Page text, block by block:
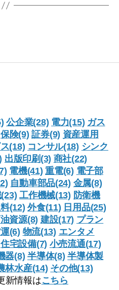
公企業(28) 電力(15) ガス
保険(9) 証券(9) 資産運用
(18) コンサル(18) シンク
出版印刷(3) 商社(22)
電機(41) 重電(6) 電子部
自動車部品(24) 金属(8)
工作機械(13) 防衛機
(12) 外食(11) 日用品(25)
資源(8) 建設(17) プラン
(6) 物流(13) エンタメ
住宅設備(7) 小売流通(17)
器(8) 半導体(8) 半導体製
林水産(14) その他(13)
新情報はこちら